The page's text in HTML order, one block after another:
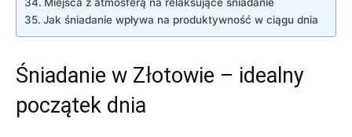
Jak śniadanie wpływa na produktywność w ciągu dnia
Śniadanie w Złotowie – idealny
początek dnia